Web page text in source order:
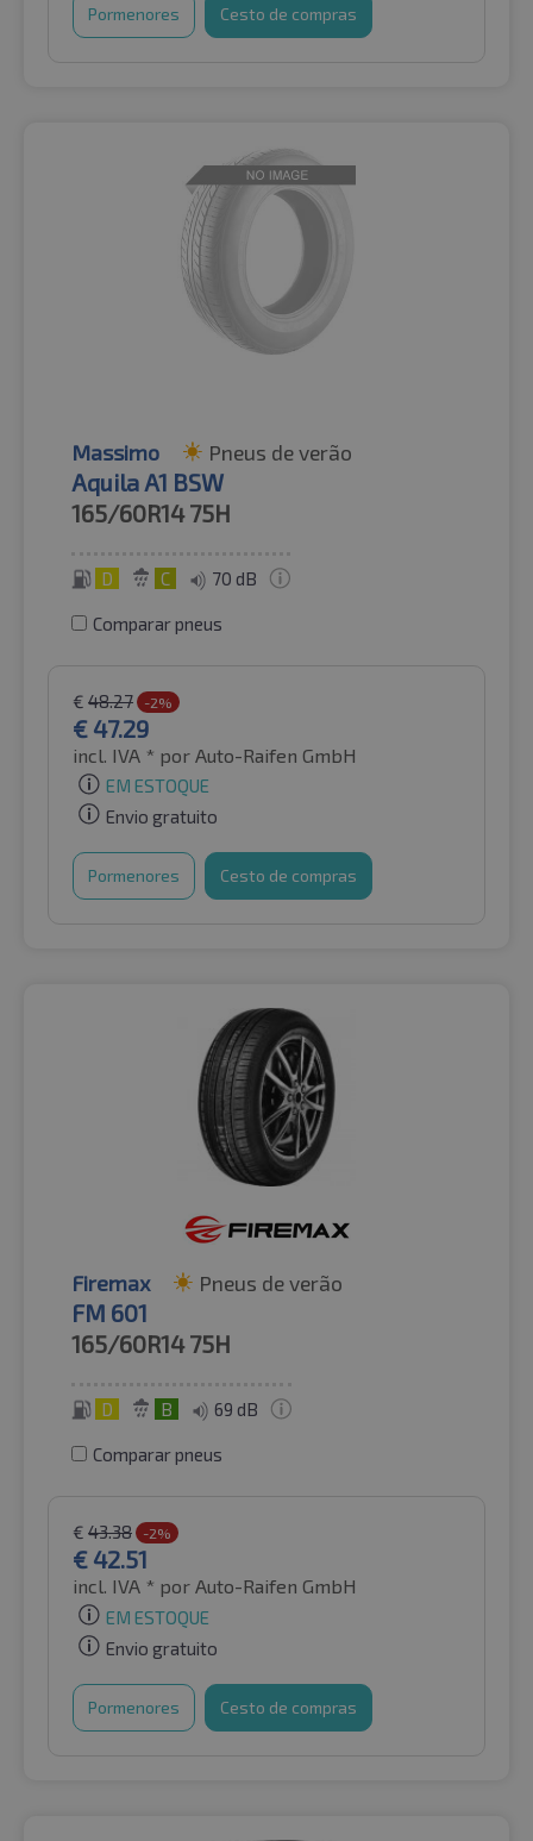
Pormenores Cesto de compras
Massimo Pneus de verão
Aquila A1 BSW
165/60R14 75H
D C 70 dB
Comparar pneus
€ 48.27 -2%
€ 47.29
incl. IVA * por Auto-Raifen GmbH
EM ESTOQUE
Envio gratuito
Pormenores Cesto de compras
Firemax Pneus de verão
FM 601
165/60R14 75H
D B 69 dB
Comparar pneus
€ 43.38 -2%
€ 42.51
incl. IVA * por Auto-Raifen GmbH
EM ESTOQUE
Envio gratuito
Pormenores Cesto de compras